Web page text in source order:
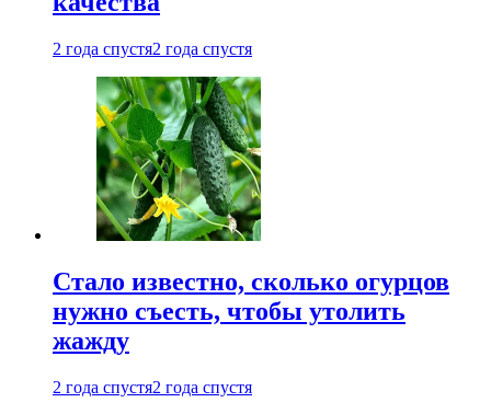
2 года спустя2 года спустя
Стало известно, сколько огурцов
нужно съесть, чтобы утолить
жажду
2 года спустя2 года спустя